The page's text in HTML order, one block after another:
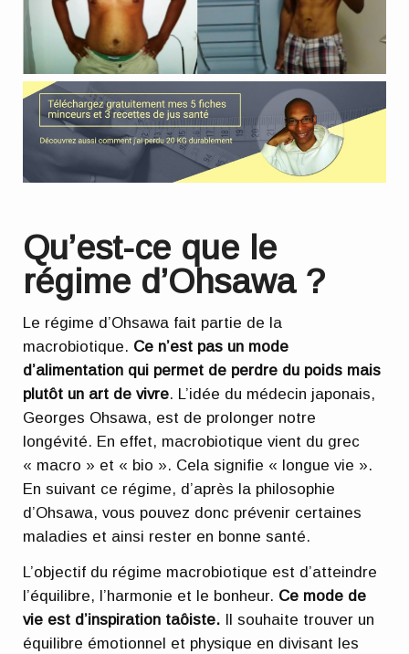
Qu’est-ce que le
régime d’Ohsawa ?
Le régime d’Ohsawa fait partie de la
macrobiotique. Ce n’est pas un mode
d’alimentation qui permet de perdre du poids mais
plutôt un art de vivre. L’idée du médecin japonais,
Georges Ohsawa, est de prolonger notre
longévité. En effet, macrobiotique vient du grec
« macro » et « bio ». Cela signifie « longue vie ».
En suivant ce régime, d’après la philosophie
d’Ohsawa, vous pouvez donc prévenir certaines
maladies et ainsi rester en bonne santé.
L’objectif du régime macrobiotique est d’atteindre
l’équilibre, l’harmonie et le bonheur. Ce mode de
vie est d’inspiration taôiste. Il souhaite trouver un
équilibre émotionnel et physique en divisant les